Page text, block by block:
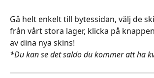
Gå helt enkelt till bytessidan, välj de
från vårt stora lager, klicka på
av dina nya skins!
*Du kan se det saldo du kommer att ha